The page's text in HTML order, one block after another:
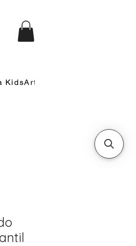
KidsArt